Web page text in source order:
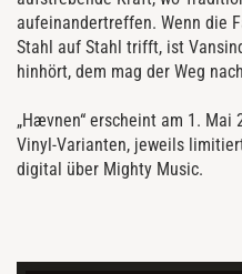
aufeinandertreffen. Wenn die
Stahl auf Stahl trifft, ist
hinhört, dem mag der Weg
„Hævnen“ erscheint am 1. Mai
Vinyl-Varianten, jeweils
digital über Mighty Music.